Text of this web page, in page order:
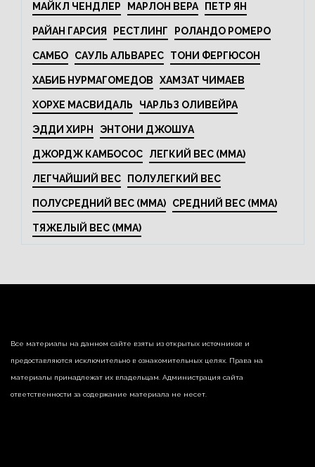
МАЙКЛ ЧЕНДЛЕР МАРЛОН ВЕРА ПЕТР ЯН
РАЙАН ГАРСИЯ РЕСТЛИНГ РОЛАНДО РОМЕРО
САМБО САУЛЬ АЛЬВАРЕС ТОНИ ФЕРГЮСОН
ХАБИБ НУРМАГОМЕДОВ ХАМЗАТ ЧИМАЕВ
ХОРХЕ МАСВИДАЛЬ ЧАРЛЬЗ ОЛИВЕЙРА
ЭДДИ ХИРН ЭНТОНИ ДЖОШУА
ДЖОРДЖ КАМБОСОС ЛЕГКИЙ ВЕС (MMA)
ЛЕГЧАЙШИЙ ВЕС ПОЛУЛЕГКИЙ ВЕС
ПОЛУСРЕДНИЙ ВЕС (MMA) СРЕДНИЙ ВЕС (MMA)
ТЯЖЕЛЫЙ ВЕС (MMA)
Все материалы на данном сайте взяты из открытых источников и
предоставляются исключительно в ознакомительных целях. Права на
материалы принадлежат их владельцам. Администрация сайта
ответственности за содержание материала не несет.